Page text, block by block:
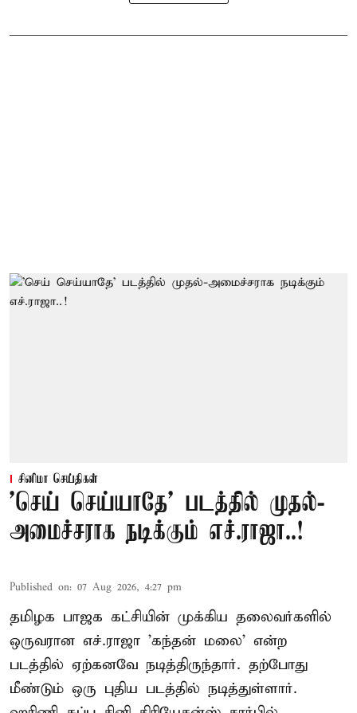
சினிமா செய்திகள்
'செய் செய்யாதே' படத்தில் முதல்-
அமைச்சராக நடிக்கும் எச்.ராஜா..!
Published on: 07 Aug 2026, 4:27 pm
தமிழக பாஜக கட்சியின் முக்கிய தலைவர்களில்
ஒருவரான எச்.ராஜா 'கந்தன் மலை' என்ற
படத்தில் ஏற்கனவே நடித்திருந்தார். தற்போது
மீண்டும் ஒரு புதிய படத்தில் நடித்துள்ளார்.